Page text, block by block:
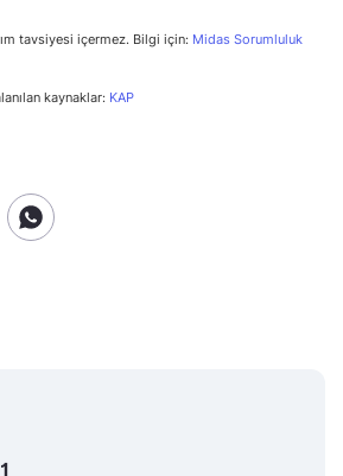
tavsiyesi içermez. Bilgi için: Midas Sorumluluk
kaynaklar: KAP